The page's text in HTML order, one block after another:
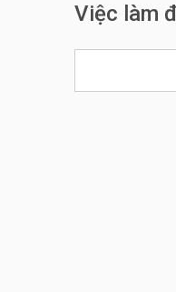
Việc làm